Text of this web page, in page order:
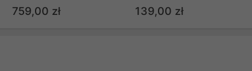
759,00 zł 139,00 zł